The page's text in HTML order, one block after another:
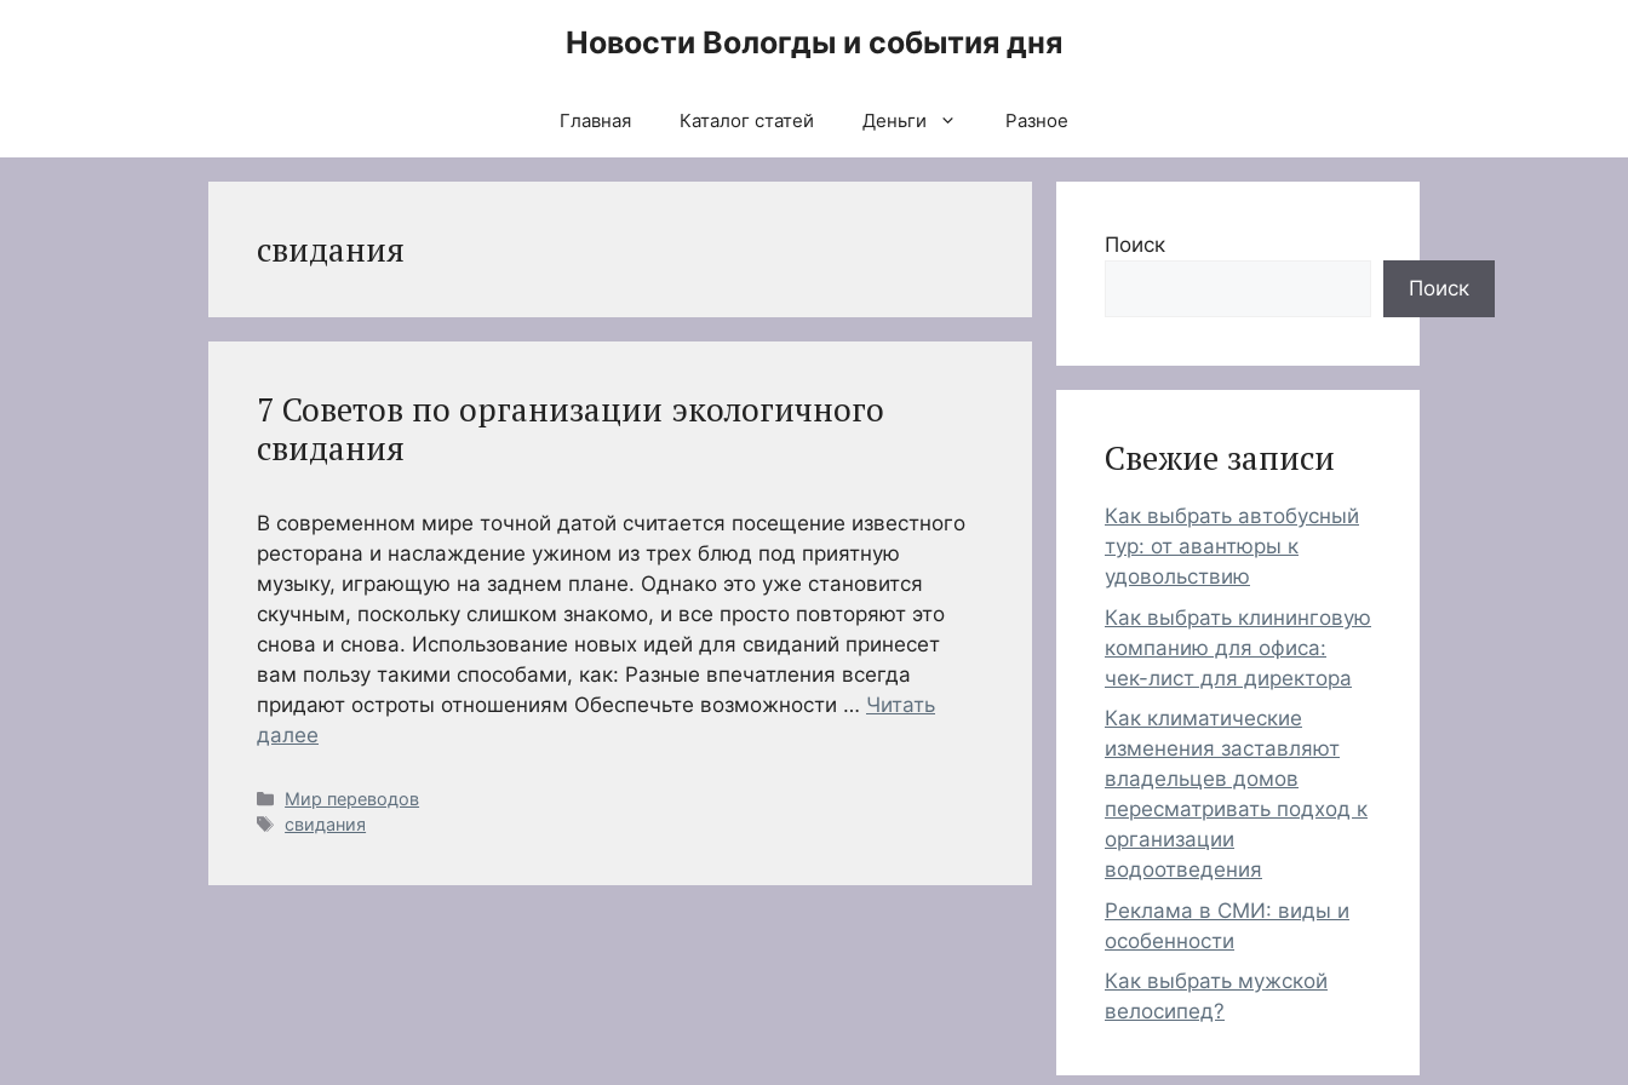
Новости Вологды и события дня
Главная Каталог статей Деньги Разное
свидания
7 Советов по организации экологичного
свидания
В современном мире точной датой считается посещение известного
ресторана и наслаждение ужином из трех блюд под приятную
музыку, играющую на заднем плане. Однако это уже становится
скучным, поскольку слишком знакомо, и все просто повторяют это
снова и снова. Использование новых идей для свиданий принесет
вам пользу такими способами, как: Разные впечатления всегда
придают остроты отношениям Обеспечьте возможности … Читать
далее
Рубрики
Мир переводов
Метки
свидания
Поиск
Поиск
Свежие записи
Как выбрать автобусный
тур: от авантюры к
удовольствию
Как выбрать клининговую
компанию для офиса:
чек-лист для директора
Как климатические
изменения заставляют
владельцев домов
пересматривать подход к
организации
водоотведения
Реклама в СМИ: виды и
особенности
Как выбрать мужской
велосипед?